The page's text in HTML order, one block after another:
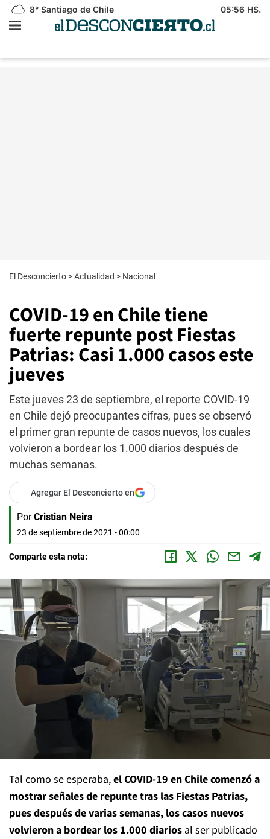
8° Santiago de Chile 05:56 HS.
El Desconcierto >Actualidad > Nacional
COVID-19 en Chile tiene
fuerte repunte post Fiestas
Patrias: Casi 1.000 casos este
jueves
Este jueves 23 de septiembre, el reporte COVID-19
en Chile dejó preocupantes cifras, pues se observó
el primer gran repunte de casos nuevos, los cuales
volvieron a bordear los 1.000 diarios después de
muchas semanas.
Agregar El Desconcierto en
Por Cristian Neira
23 de septiembre de 2021 - 00:00
Comparte esta nota:
Tal como se esperaba,el COVID-19 en Chile comenzó a
mostrar señales de repunte tras las Fiestas Patrias,
pues después de varias semanas, los casos nuevos
volvieron a bordear los 1.000 diarios al ser publicado